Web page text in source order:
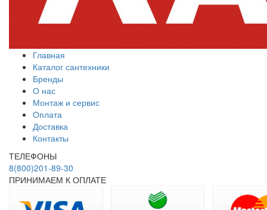
Главная
Каталог сантехники
Бренды
О нас
Монтаж и сервис
Оплата
Доставка
Контакты
ТЕЛЕФОНЫ
8(800)201-89-30
ПРИНИМАЕМ К ОПЛАТЕ